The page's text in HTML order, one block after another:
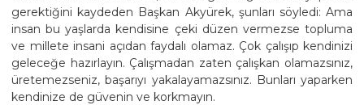
gerektiğini kaydeden Başkan Akyürek, şunları söyledi: Ama
insan bu yaşlarda kendisine çeki düzen vermezse topluma
ve millete insani açıdan faydalı olamaz. Çok çalışıp kendinizi
geleceğe hazırlayın. Çalışmadan zaten çalışkan olamazsınız,
üretemezseniz, başarıyı yakalayamazsınız. Bunları yaparken
kendinize de güvenin ve korkmayın.